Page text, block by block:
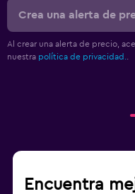
Crea una alerta de
Al crear una alerta de precio,
nuestra política de privacidad.
Encuentra